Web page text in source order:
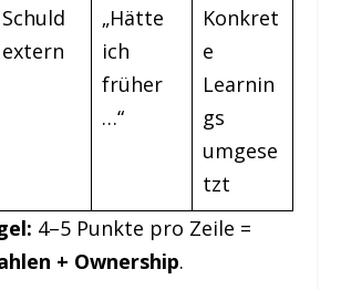
Schuld
extern
„Hätte
ich
früher
…“
Konkret
e
Learnin
gs
umgese
tzt
4–5 Punkte pro Zeile =
+ Ownership.